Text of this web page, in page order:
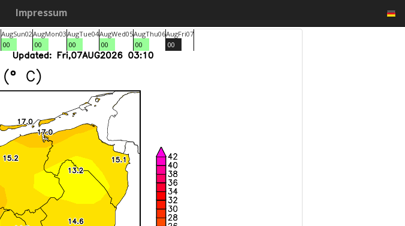
Impressum
AugSun02
00
AugMon03
00
AugTue04
00
AugWed05
00
AugThu06
00
AugFri07
00